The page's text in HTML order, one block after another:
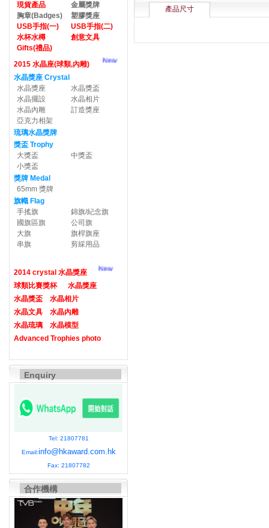
現貨產品
金屬獎牌
胸章(Badges)
塑膠獎座
USB手指(一)
USB手指(二)
水杯水樽
創意文具
Gifts(禮品)
2015 水晶座(球類,內雕)
New
水晶獎座 Crystal
水晶獎座
水晶獎盃
水晶擺設
水晶相片
水晶內雕
訂造獎座
亞克力相架
琉璃水晶獎牌
獎盃 Trophy
大獎盃
中獎盃
小獎盃
獎牌 Medal
65mm 獎牌
旗幟 Flag
手搖旗
錦旗/紀念旗
國旗區旗
公司旗
大旗
旗桿旗座
串旗
剪綵用品
2014 crystal 水晶獎座 New
球類比賽獎杯
水晶獎座
水晶獎盃
水晶相片
水晶文具
水晶內雕
水晶琉璃
水晶模型
Advanced Trophies photo
Enquiry
Tel: 21807781
Email:info@hkaward.com.hk
Fax: 21807782
合作機構
產品尺寸